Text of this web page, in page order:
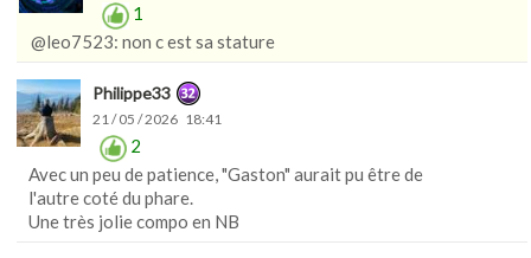
1
@leo7523: non c est sa stature
Philippe33
21 / 05 / 2026 18:41
2
Avec un peu de patience, "Gaston" aurait pu être de
l'autre coté du phare.
Une très jolie compo en NB